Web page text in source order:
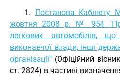
1. Постанова Кабінету
жовтня 2008 р. № 954 "Про
легкових автомобілів,
виконавчої влади, інші
організації" (Офіційний
ст. 2824) в частині